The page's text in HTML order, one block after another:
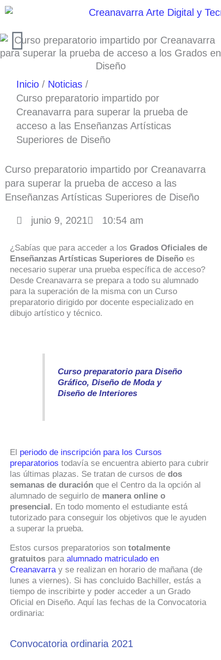
Ir
contenido
Inicio
Noticias
Curso preparatorio impartido por
Creanavarra para superar la prueba de
acceso a las Enseñanzas Artísticas
Superiores de Diseño
Curso preparatorio impartido por Creanavarra
para superar la prueba de acceso a las
Enseñanzas Artísticas Superiores de Diseño
junio 9, 2021 10:54 am
¿Sabías que para acceder a los Grados Oficiales de
Enseñanzas Artísticas Superiores de Diseño es
necesario superar una prueba específica de acceso?
Desde Creanavarra se prepara a todo su alumnado
para la superación de la misma con un Curso
preparatorio dirigido por docente especializado en
dibujo artístico y técnico.
Curso preparatorio para Diseño
Gráfico, Diseño de Moda y
Diseño de Interiores
El periodo de inscripción para los Cursos
preparatorios todavía se encuentra abierto para cubrir
las últimas plazas. Se tratan de cursos de dos
semanas de duración que el Centro da la opción al
alumnado de seguirlo de manera online o
presencial. En todo momento el estudiante está
tutorizado para conseguir los objetivos que le ayuden
a superar la prueba.
Estos cursos preparatorios son totalmente
gratuitos para alumnado matriculado en
Creanavarra y se realizan en horario de mañana (de
lunes a viernes). Si has concluido Bachiller, estás a
tiempo de inscribirte y poder acceder a un Grado
Oficial en Diseño. Aquí las fechas de la Convocatoria
ordinaria:
Convocatoria ordinaria 2021